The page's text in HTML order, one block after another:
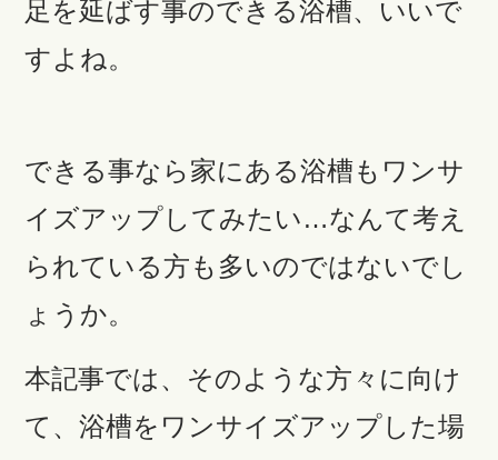
足を延ばす事のできる浴槽、いいで
すよね。
できる事なら家にある浴槽もワンサ
イズアップしてみたい…なんて考え
られている方も多いのではないでし
ょうか。
本記事では、そのような方々に向け
て、浴槽をワンサイズアップした場